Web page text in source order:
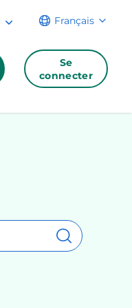
Français
Se
connecter
Recherche